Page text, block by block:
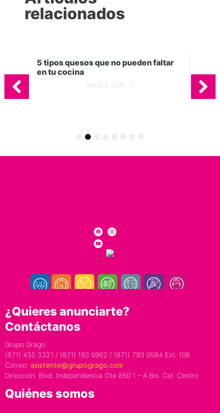
relacionados
5 tipos quesos que no pueden faltar
en tu cocina
marzo 5, 2026 0
5
¿Quieres anunciarte?
Contáctanos
Grupo Grago
(871) 455 3321 / (871) 193 0962 / (871) 793 0584 Ext: 108
Correo: asistente@grupogrago.com
Dirección: Blvd. Independencia Ote 850 1 – A Bis. Col. Centro
Quiénes somos